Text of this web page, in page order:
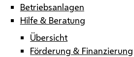
Betriebsanlagen
Hilfe & Beratung
Übersicht
Förderung & Finanzierung